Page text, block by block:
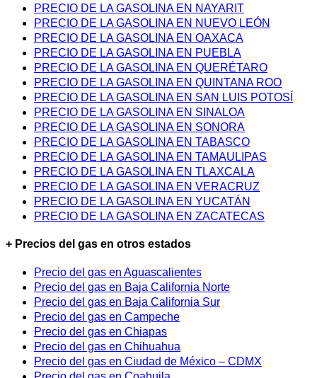
PRECIO DE LA GASOLINA EN NAYARIT
PRECIO DE LA GASOLINA EN NUEVO LEÓN
PRECIO DE LA GASOLINA EN OAXACA
PRECIO DE LA GASOLINA EN PUEBLA
PRECIO DE LA GASOLINA EN QUERÉTARO
PRECIO DE LA GASOLINA EN QUINTANA ROO
PRECIO DE LA GASOLINA EN SAN LUIS POTOSÍ
PRECIO DE LA GASOLINA EN SINALOA
PRECIO DE LA GASOLINA EN SONORA
PRECIO DE LA GASOLINA EN TABASCO
PRECIO DE LA GASOLINA EN TAMAULIPAS
PRECIO DE LA GASOLINA EN TLAXCALA
PRECIO DE LA GASOLINA EN VERACRUZ
PRECIO DE LA GASOLINA EN YUCATÁN
PRECIO DE LA GASOLINA EN ZACATECAS
+ Precios del gas en otros estados
Precio del gas en Aguascalientes
Precio del gas en Baja California Norte
Precio del gas en Baja California Sur
Precio del gas en Campeche
Precio del gas en Chiapas
Precio del gas en Chihuahua
Precio del gas en Ciudad de México – CDMX